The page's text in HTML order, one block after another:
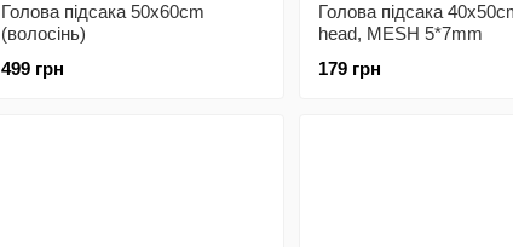
Голова пiдсака 50x60cm
(волосiнь)
499 грн
Голова пiдсака
head, MESH 5*7mm
179 грн